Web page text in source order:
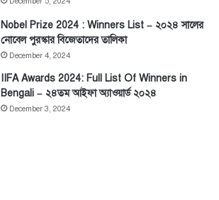
Nobel Prize 2024 : Winners List – ২০২৪ সালের
নোবেল পুরস্কার বিজেতাদের তালিকা
December 4, 2024
IIFA Awards 2024: Full List Of Winners in
Bengali – ২৪তম আইফা অ্যাওয়ার্ড ২০২৪
December 3, 2024